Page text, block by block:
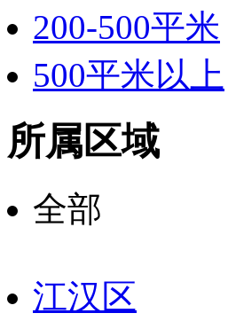
200-500平米
500平米以上
所属区域
全部
江汉区